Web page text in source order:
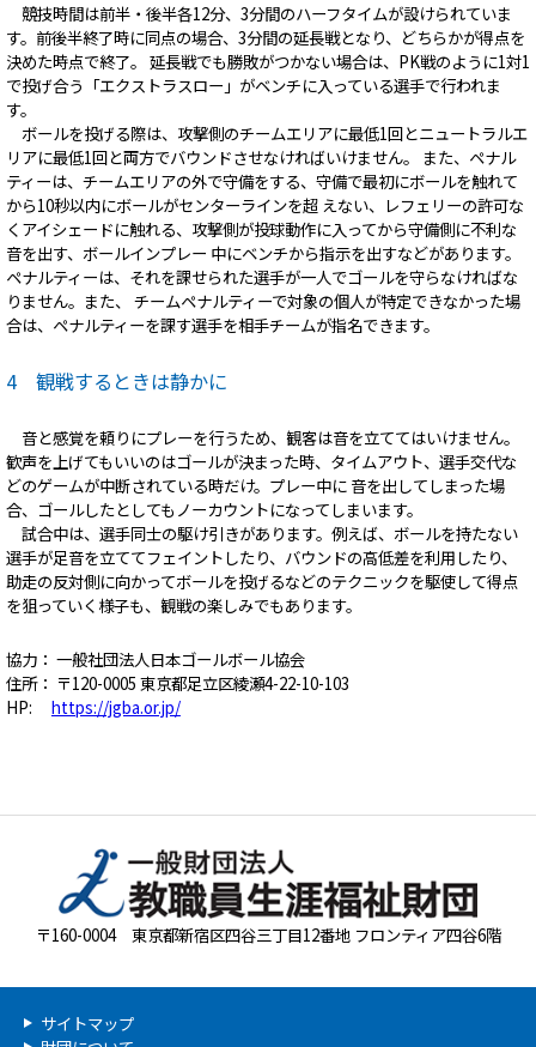
競技時間は前半・後半各12分、3分間のハーフタイムが設けられていま
す。前後半終了時に同点の場合、3分間の延長戦となり、どちらかが得点を
決めた時点で終了。 延長戦でも勝敗がつかない場合は、PK戦のように1対1
で投げ合う「エクストラスロー」がベンチに入っている選手で行われま
す。
ボールを投げる際は、攻撃側のチームエリアに最低1回とニュートラルエ
リアに最低1回と両方でバウンドさせなければいけません。 また、ペナル
ティーは、チームエリアの外で守備をする、守備で最初にボールを触れて
から10秒以内にボールがセンターラインを超 えない、レフェリーの許可な
くアイシェードに触れる、攻撃側が投球動作に入ってから守備側に不利な
音を出す、ボールインプレー 中にベンチから指示を出すなどがあります。
ペナルティーは、それを課せられた選手が一人でゴールを守らなければな
りません。また、 チームペナルティーで対象の個人が特定できなかった場
合は、ペナルティーを課す選手を相手チームが指名できます。
4 観戦するときは静かに
音と感覚を頼りにプレーを行うため、観客は音を立ててはいけません。
歓声を上げてもいいのはゴールが決まった時、タイムアウト、選手交代な
どのゲームが中断されている時だけ。プレー中に 音を出してしまった場
合、ゴールしたとしてもノーカウントになってしまいます。
試合中は、選手同士の駆け引きがあります。例えば、ボールを持たない
選手が足音を立ててフェイントしたり、バウンドの高低差を利用したり、
助走の反対側に向かってボールを投げるなどのテクニックを駆使して得点
を狙っていく様子も、観戦の楽しみでもあります。
協力： 一般社団法人日本ゴールボール協会
住所： 〒120-0005 東京都足立区綾瀬4-22-10-103
HP: https://jgba.or.jp/
〒160-0004 東京都新宿区四谷三丁目12番地 フロンティア四谷6階
サイトマップ